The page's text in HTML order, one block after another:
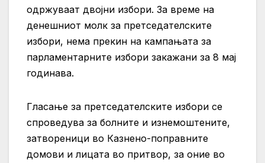
одржуваат двојни избори. За време на
денешниот молк за претседателските
избори, нема прекин на кампањата за
парламентарните избори закажани за 8 мај
годинава.
Гласање за претседателските избори се
спроведува за болните и изнемоштените,
затвореници во Казнено-поправните
домови и лицата во притвор, за оние во